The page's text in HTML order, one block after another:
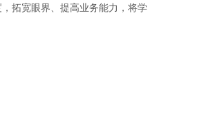
拓宽眼界、提高业务能力，将学